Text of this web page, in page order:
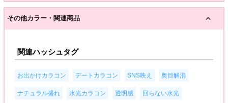
その他カラー・関連商品
関連ハッシュタグ
お出かけカラコン デートカラコン SNS映え 奥目解消
ナチュラル盛れ 水光カラコン 透明感 回らない水光